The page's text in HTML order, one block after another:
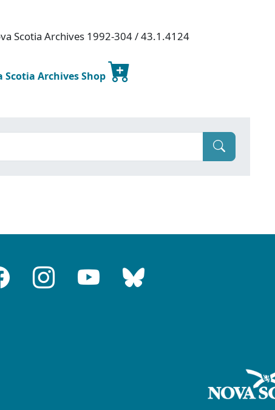
Scotia Archives 1992-304 / 43.1.4124
Archives Shop